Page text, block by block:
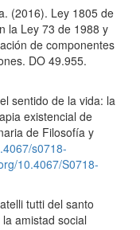
(2016). Ley 1805 de
la Ley 73 de 1988 y
de componentes
DO 49.955.
sentido de la vida: la
existencial de
de Filosofía y
s0718-
10.4067/S0718-
tutti del santo
amistad social